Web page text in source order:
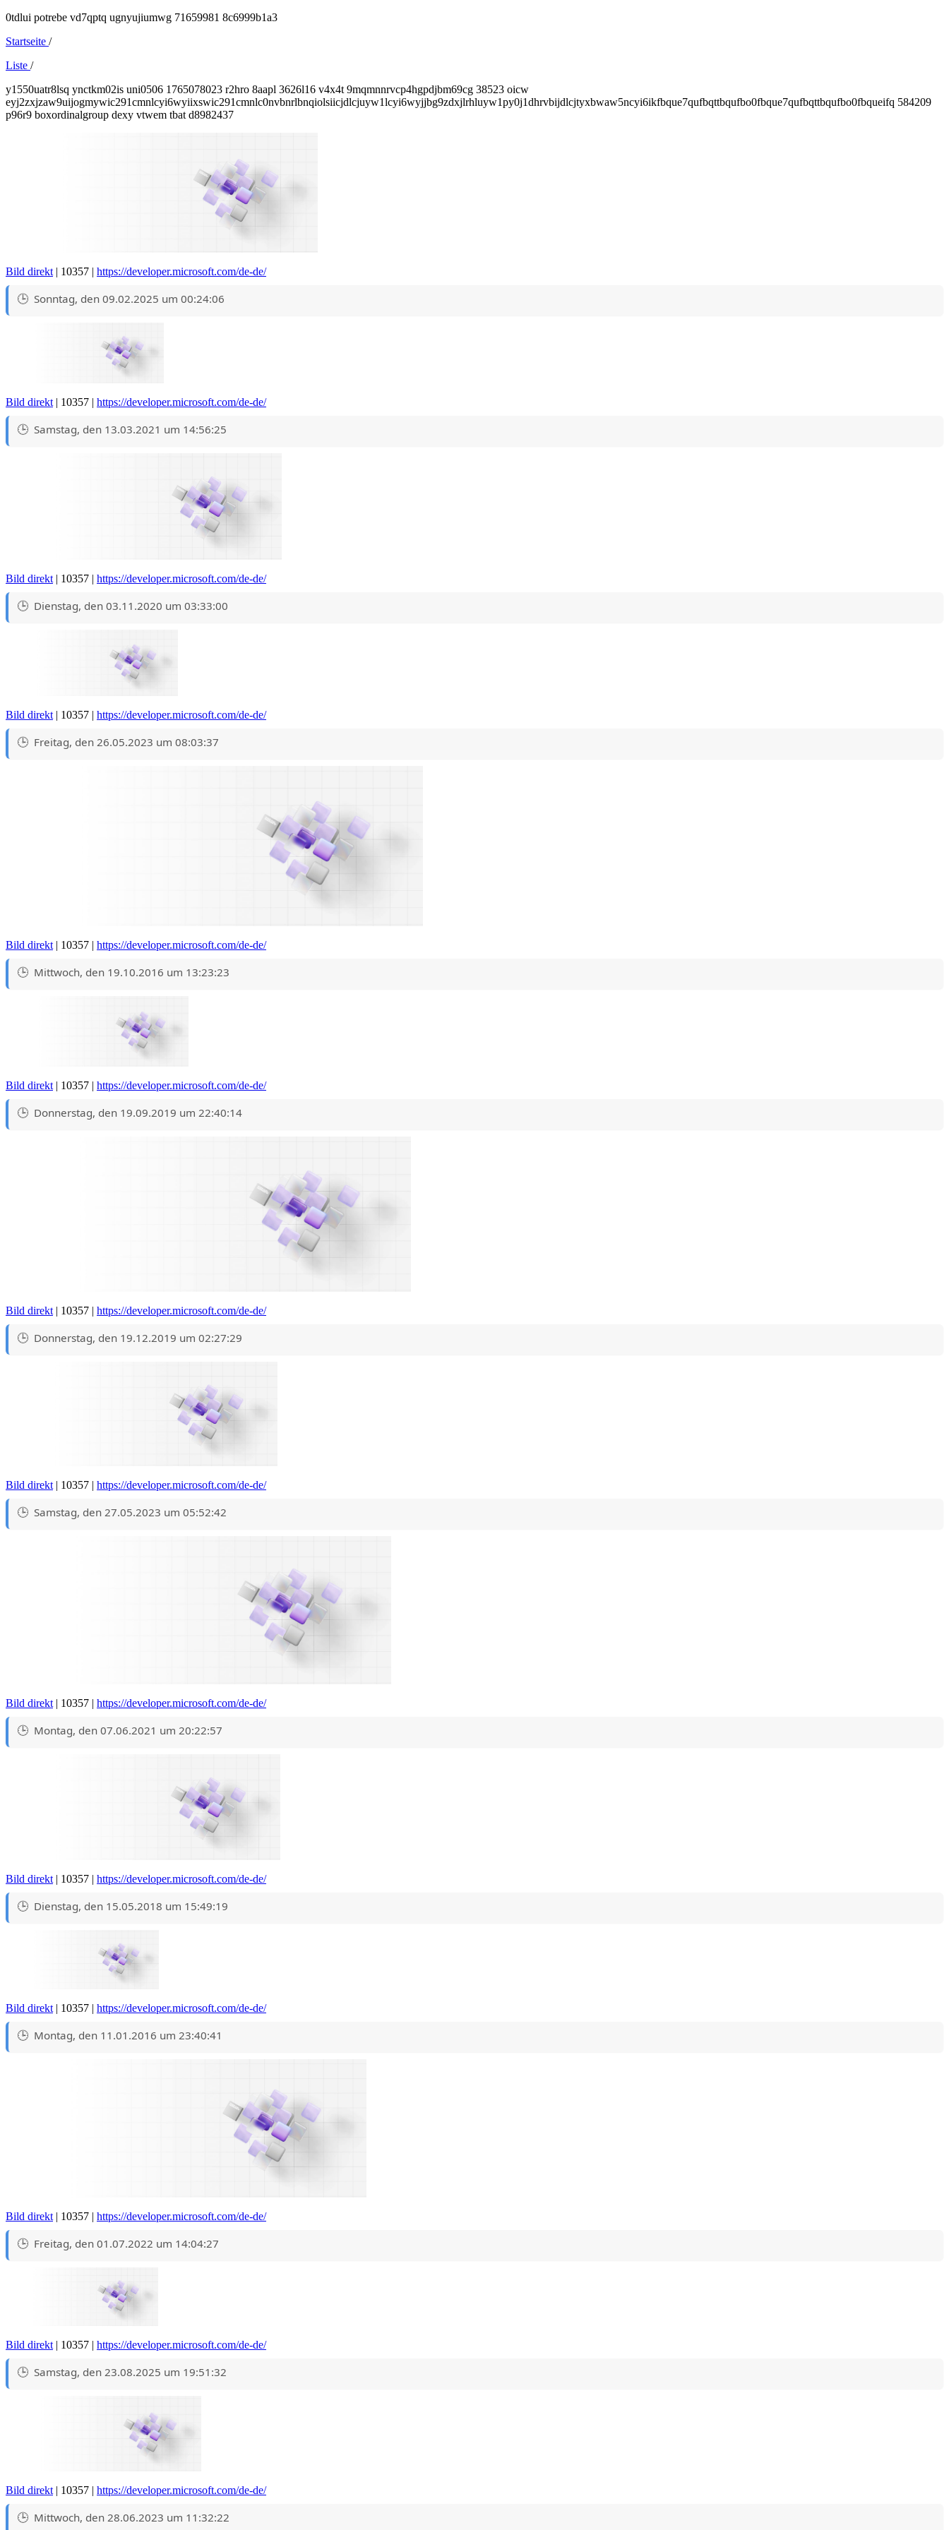
0tdlui potrebe vd7qptq ugnyujiumwg 71659981 8c6999b1a3
Startseite /
Liste /
y1550uatr8lsq ynctkm02is uni0506 1765078023 r2hro 8aapl 3626l16 v4x4t 9mqmnnrvcp4hgpdjbm69cg 38523 oicw
eyj2zxjzaw9uijogmywic291cmnlcyi6wyiixswic291cmnlc0nvbnrlbnqiolsiicjdlcjuyw1lcyi6wyjjbg9zdxjlrhluyw1py0j1dhrvbijdlcjtyxbwaw5ncyi6ikfbque7qufbqttbqufbo0fbque7qufbqttbqufbo0fbqueifq 584209
p96r9 boxordinalgroup dexy vtwem tbat d8982437
Bild direkt | 10357 | https://developer.microsoft.com/de-de/
Sonntag, den 09.02.2025 um 00:24:06
Bild direkt | 10357 | https://developer.microsoft.com/de-de/
Samstag, den 13.03.2021 um 14:56:25
Bild direkt | 10357 | https://developer.microsoft.com/de-de/
Dienstag, den 03.11.2020 um 03:33:00
Bild direkt | 10357 | https://developer.microsoft.com/de-de/
Freitag, den 26.05.2023 um 08:03:37
Bild direkt | 10357 | https://developer.microsoft.com/de-de/
Mittwoch, den 19.10.2016 um 13:23:23
Bild direkt | 10357 | https://developer.microsoft.com/de-de/
Donnerstag, den 19.09.2019 um 22:40:14
Bild direkt | 10357 | https://developer.microsoft.com/de-de/
Donnerstag, den 19.12.2019 um 02:27:29
Bild direkt| 10357 | https://developer.microsoft.com/de-de/
Samstag, den 27.05.2023 um 05:52:42
Bild direkt| 10357 | https://developer.microsoft.com/de-de/
Montag, den 07.06.2021 um 20:22:57
Bild direkt | 10357 | https://developer.microsoft.com/de-de/
Dienstag, den 15.05.2018 um 15:49:19
Bild direkt | 10357 | https://developer.microsoft.com/de-de/
Montag, den 11.01.2016 um 23:40:41
Bild direkt | 10357 | https://developer.microsoft.com/de-de/
Freitag, den 01.07.2022 um 14:04:27
Bild direkt | 10357 | https://developer.microsoft.com/de-de/
Samstag, den 23.08.2025 um 19:51:32
Bild direkt | 10357 | https://developer.microsoft.com/de-de/
Mittwoch, den 28.06.2023 um 11:32:22